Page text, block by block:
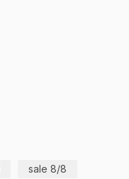
sale 8/8